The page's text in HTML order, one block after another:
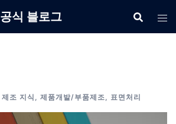
식 블로그
제조 지식 , 제품개발/부품제조, 표면처리